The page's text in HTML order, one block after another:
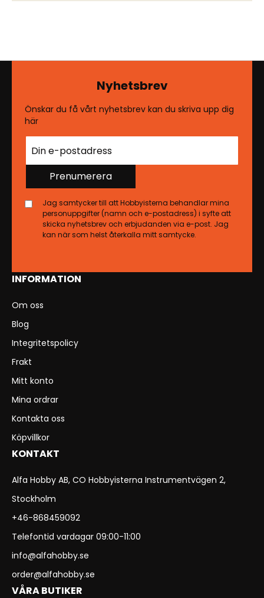
INFORMATION
Om oss
Blog
Integritetspolicy
Frakt
Mitt konto
Mina ordrar
Kontakta oss
Köpvillkor
KONTAKT
Alfa Hobby AB, CO Hobbyisterna Instrumentvägen 2,
Stockholm
+46-868459092
Telefontid vardagar 09:00-11:00
info@alfahobby.se
order@alfahobby.se
VÅRA BUTIKER
Nyhetsbrev
Önskar du få vårt nyhetsbrev kan du skriva upp dig
här
Prenumerera
Jag samtycker till att Hobbyisterna behandlar mina
personuppgifter (namn och e-postadress) i syfte att
skicka nyhetsbrev och erbjudanden via e-post. Jag
kan när som helst återkalla mitt samtycke.